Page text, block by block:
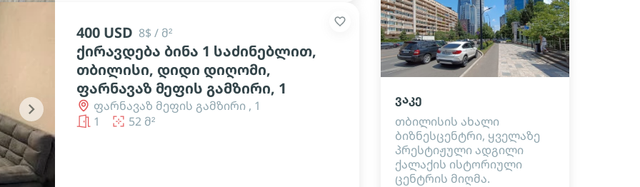
chevron_right
400 USD 8$ / მ²
ქირავდება ბინა 1 საძინებლით,
თბილისი, დიდი დიღომი,
ფარნავაზ მეფის გამზირი, 1
ფარნავაზ მეფის გამზირი , 1
1
52 მ²
ვაკე
თბილისის ახალი
ბიზნესცენტრი, ყველაზე
პრესტიჟული ადგილი
ქალაქის ისტორიული
ცენტრის მიღმა.